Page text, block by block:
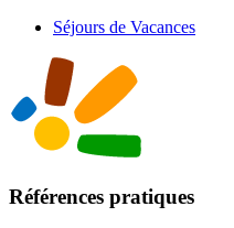
Séjours de Vacances
Références pratiques